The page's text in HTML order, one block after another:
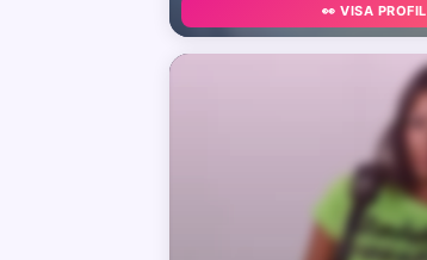
👀 VISA PROFIL